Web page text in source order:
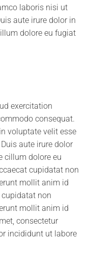
laboris nisi ut
aute irure dolor in
dolore eu fugiat
exercitation
consequat.
voluptate velit esse
aute irure dolor
cillum dolore eu
cupidatat non
mollit anim id
non
mollit anim id
consectetur
incididunt ut labore